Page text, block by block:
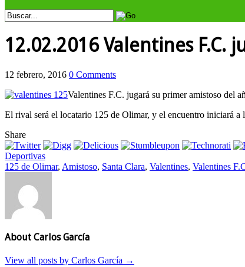
12.02.2016 Valentines
12 febrero, 2016 0 Comments
Valentines F.C. jugará su primer amistoso del
El rival será el locatario 125 de Olimar, y el encuentro iniciará a
Share
Deportivas
125 de Olimar, Amistoso, Santa Clara, Valentines, Valentines
About Carlos García
View all posts by Carlos García →